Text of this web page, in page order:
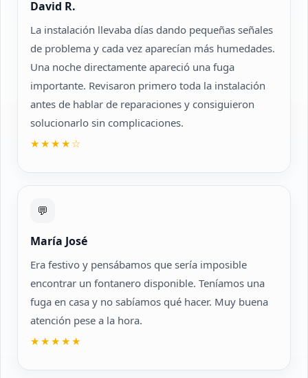
David R.
La instalación llevaba días dando pequeñas señales
de problema y cada vez aparecían más humedades.
Una noche directamente apareció una fuga
importante. Revisaron primero toda la instalación
antes de hablar de reparaciones y consiguieron
solucionarlo sin complicaciones.
★★★★☆
💬
María José
Era festivo y pensábamos que sería imposible
encontrar un fontanero disponible. Teníamos una
fuga en casa y no sabíamos qué hacer. Muy buena
atención pese a la hora.
★★★★★